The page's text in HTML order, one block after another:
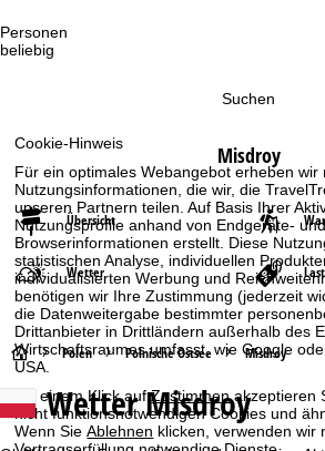
Cookie-Hinweis
Für ein optimales Webangebot erheben wir
Nutzungsinformationen, die wir, die
unseren Partnern teilen. Auf Basis Ihrer
Nutzungsprofile anhand von Endgeräte-
Browserinformationen erstellt. Diese
statistischen Analyse, individuellen
individualisierten Werbung und
benötigen wir Ihre Zustimmung (jederzeit
die Datenweitergabe bestimmter
Drittanbieter in Drittländern außerhalb des
Wirtschaftsraumes umfasst, wie Google
USA.
Mit einem Klick aufZustimmenakzeptieren
nicht funktionsnotwendigen Cookies und
Wenn SieAblehnen klicken, verwenden wir
Personen
beliebig
Suchen
Misdroy
Übersicht
Wetter
S
t
a
Polen Polnische Ostsee Misdroy
Wetter Misdroy